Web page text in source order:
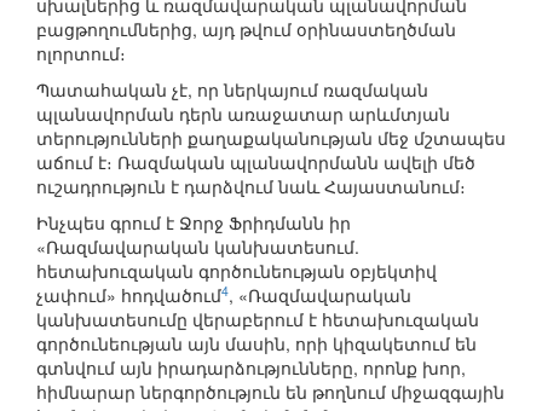
սխալներից և ռազմավարական պլանավորման
բացթողումներից, այդ թվում օրինաստեղծման
ոլորտում։
Պատահական չէ, որ ներկայում ռազմական
պլանավորման դերն առաջատար արևմտյան
տերությունների քաղաքականության մեջ մշտապես
աճում է։ Ռազմական պլանավորմանն ավելի մեծ
ուշադրություն է դարձվում նաև Հայաստանում։
Ինչպես գրում է Ջորջ Ֆրիդմանն իր
«Ռազմավարական կանխատեսում.
հետախուզական գործունեության օբյեկտիվ
չափում» հոդվածում4, «Ռազմավարական
կանխատեսումը վերաբերում է հետախուզական
գործունեության այն մասին, որի կիզակետում են
գտնվում այն իրադարձությունները, որոնք խոր,
հիմնարար ներգործություն են թողնում միջազգային